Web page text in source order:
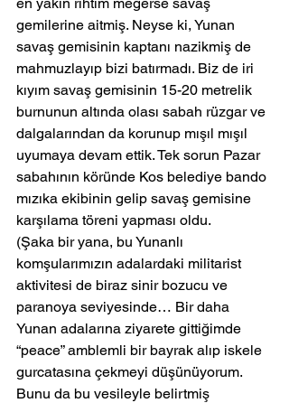
gemilerine aitmiş. Neyse ki, Yunan
savaş gemisinin kaptanı nazikmiş de
mahmuzlayıp bizi batırmadı. Biz de iri
kıyım savaş gemisinin 15-20 metrelik
burnunun altında olası sabah rüzgar ve
dalgalarından da korunup mışıl mışıl
uyumaya devam ettik. Tek sorun Pazar
sabahının köründe Kos belediye bando
mızıka ekibinin gelip savaş gemisine
karşılama töreni yapması oldu.
(Şaka bir yana, bu Yunanlı
komşularımızın adalardaki militarist
aktivitesi de biraz sinir bozucu ve
paranoya seviyesinde… Bir daha
Yunan adalarına ziyarete gittiğimde
“peace” amblemli bir bayrak alıp iskele
gurcatasına çekmeyi düşünüyorum.
Bunu da bu vesileyle belirtmiş